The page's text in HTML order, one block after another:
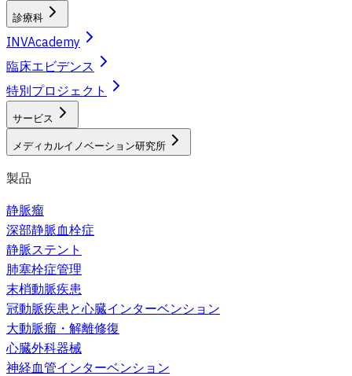
診療科
INVAcademy
臨床エビデンス
特別プロジェクト
サービス
メディカルイノベーション研究所
製品
静脈瘤
深部静脈血栓症
静脈ステント
肺塞栓症管理
末梢動脈疾患
冠動脈疾患と心臓インターベンション
大動脈瘤・解離修復
心臓外科器械
神経血管インターベンション